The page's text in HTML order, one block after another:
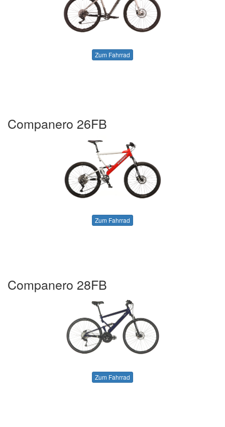
Zum Fahrrad
Companero 26FB
Zum Fahrrad
Companero 28FB
Zum Fahrrad